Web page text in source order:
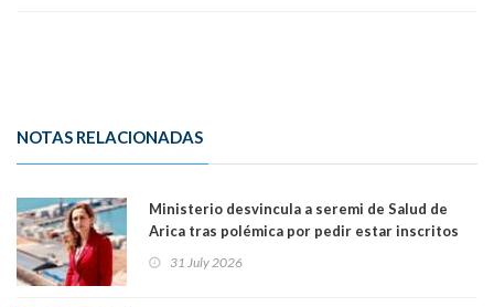
NOTAS RELACIONADAS
Ministerio desvincula a seremi de Salud de
Arica tras polémica por pedir estar inscritos
Ya son 29 seremis despedidos desde el 11 de
31 July 2026